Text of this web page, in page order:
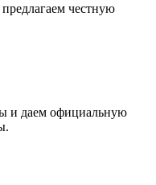
честную
и даем официальную